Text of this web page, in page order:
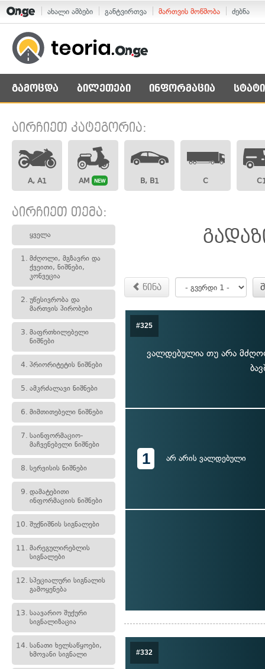
ახალი ამბები განტვირთვა მართვის მოწმობა ძებნა
გამოცდა ბილეთები ინფორმაცია
აირჩიეთ კატეგორია:
A, A1 AM NEW B, B1 C
აირჩიეთ თემა:
ყველა
1. მძღოლი, მგზავრი და
ქვეითი, ნიშნები,
კონვეცია
2. უწესივრობა და
მართვის პირობები
3. მაფრთხილებელი
ნიშნები
4. პრიორიტეტის ნიშნები
5. ამკრძალავი ნიშნები
6. მიმთითებელი ნიშნები
7. საინფორმაციო-
მაჩვენებელი ნიშნები
8. სერვისის ნიშნები
9. დამატებითი
ინფორმაციის ნიშნები
10. შუქნიშნის სიგნალები
11. მარეგულირებლის
სიგნალები
12. სპეციალური სიგნალის
გამოყენება
13. საავარიო შუქური
სიგნალიზაცია
14. სანათი ხელსაწყოები,
ხმოვანი სიგნალი
წინა
#325
ვალდებულია თუ არა
1 არ არის ვალდებული
#332